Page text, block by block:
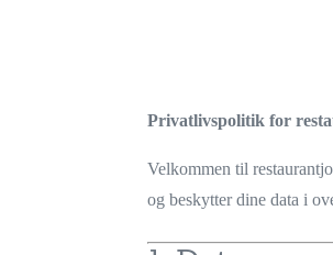
Privatlivspolitik for
Velkommen til
og beskytter dine data i